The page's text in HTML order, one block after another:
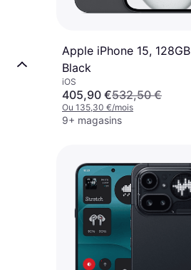
Apple iPhone 15, 128GB
Black
iOS
405,90 €532,50 €
Ou 135,30 €/mois
9+ magasins